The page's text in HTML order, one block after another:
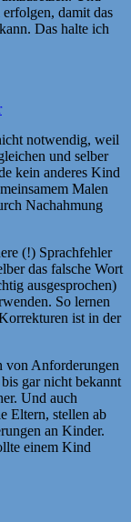
damit das
Das halte ich
notwendig, weil
und selber
kein anderes Kind
Malen
Nachahmung
(!) Sprachfehler
das falsche Wort
ausgesprochen)
So lernen
ist in der
von Anforderungen
gar nicht bekannt
Und auch
Eltern, stellen ab
an Kinder.
einem Kind